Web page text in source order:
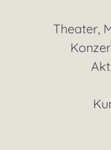
Theater,